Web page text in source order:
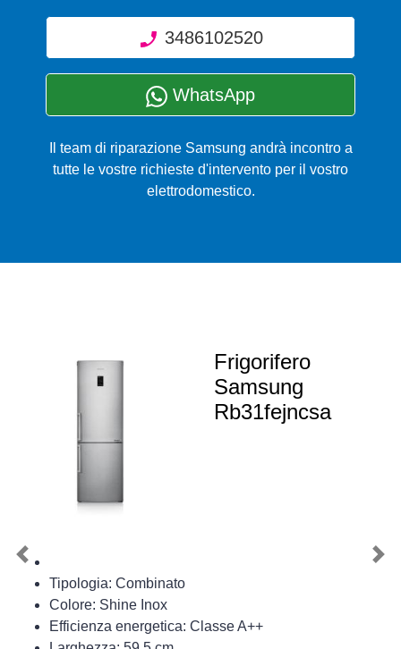
3486102520
WhatsApp
Il team di riparazione Samsung andrà incontro a
tutte le vostre richieste d'intervento per il vostro
elettrodomestico.
Frigorifero
Samsung
Rb31fejncsa
Tipologia: Combinato
Colore: Shine Inox
Efficienza energetica: Classe A++
Previous